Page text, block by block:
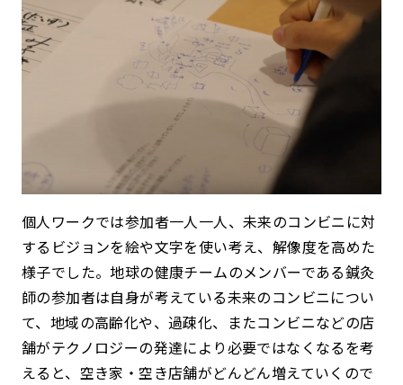
個人ワークでは参加者一人一人、未来のコンビニに対
するビジョンを絵や文字を使い考え、解像度を高めた
様子でした。地球の健康チームのメンバーである鍼灸
師の参加者は自身が考えている未来のコンビニについ
て、地域の高齢化や、過疎化、またコンビニなどの店
舗がテクノロジーの発達により必要ではなくなるを考
えると、空き家・空き店舗がどんどん増えていくので